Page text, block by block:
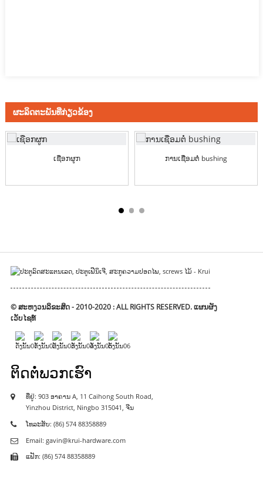
ຜະລິດຕະພັນທີ່ກ່ຽວຂ້ອງ
ເຊືອກຜູກ ການ​ເຊື່ອມ​ຕໍ່ bushing​
© ສະຫງວນລິຂະສິດ - 2010-2020 : ALL RIGHTS RESERVED. ແຜນຜັງ
ເວັບໄຊທ໌
ຕິດຕໍ່ພວກເຮົາ
ທີ່ຢູ່: 903 ອາຄານ A, 11 Caihong South Road,
Yinzhou District, Ningbo 315041, ຈີນ
ໂທລະສັບ: (86) 574 88358889
Email: gavin@krui-hardware.com
ແຟັກ: (86) 574 88358889